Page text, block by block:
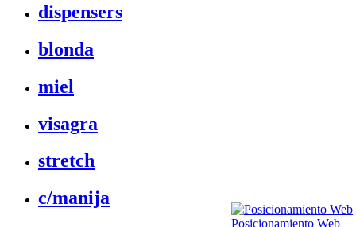
dispensers
blonda
miel
visagra
stretch
c/manija
Posicionamiento Web